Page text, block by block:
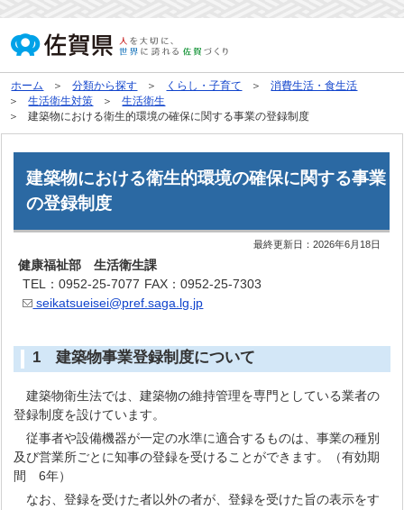
ホーム 分類から探す くらし・子育て
消費生活・食生活
生活衛生対策
生活衛生
建築物における衛生的環境の確保に関する事業の登録制度
建築物における衛生的環境の確保に関する事業
の登録制度
最終更新日：2026年6月18日
健康福祉部 生活衛生課
TEL：0952-25-7077 FAX：0952-25-7303
seikatsueisei@pref.saga.lg.jp
1 建築物事業登録制度について
建築物衛生法では、建築物の維持管理を専門としている業者の
登録制度を設けています。
従事者や設備機器が一定の水準に適合するものは、事業の種別
及び営業所ごとに知事の登録を受けることができます。（有効期
間 6年）
なお、登録を受けた者以外の者が、登録を受けた旨の表示をす